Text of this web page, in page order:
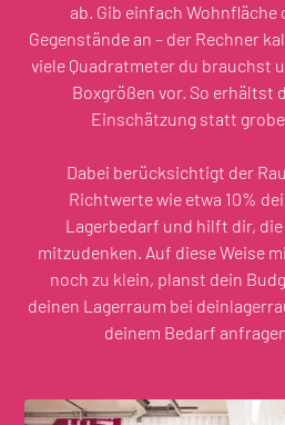
ab. Gib einfach Wohnfläche
Gegenstände an – der Rechner
viele Quadratmeter du brauchst
Boxgrößen vor. So erhältst
Einschätzung statt
Dabei berücksichtigt der
Richtwerte wie etwa 10%
Lagerbedarf und hilft dir,
mitzudenken. Auf diese Weise
noch zu klein, planst dein
deinen Lagerraum bei
deinem Bedarf